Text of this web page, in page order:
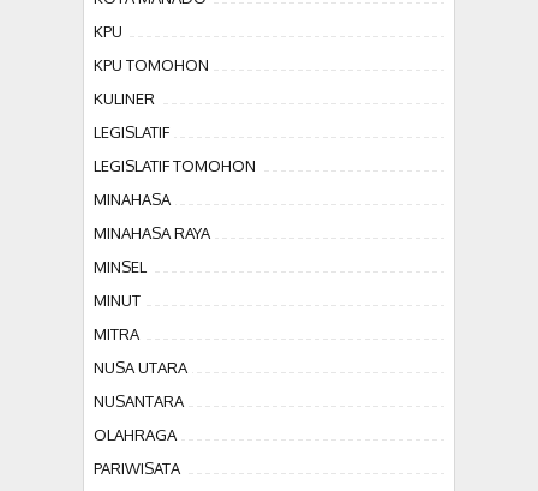
KPU
KPU TOMOHON
KULINER
LEGISLATIF
LEGISLATIF TOMOHON
MINAHASA
MINAHASA RAYA
MINSEL
MINUT
MITRA
NUSA UTARA
NUSANTARA
OLAHRAGA
PARIWISATA